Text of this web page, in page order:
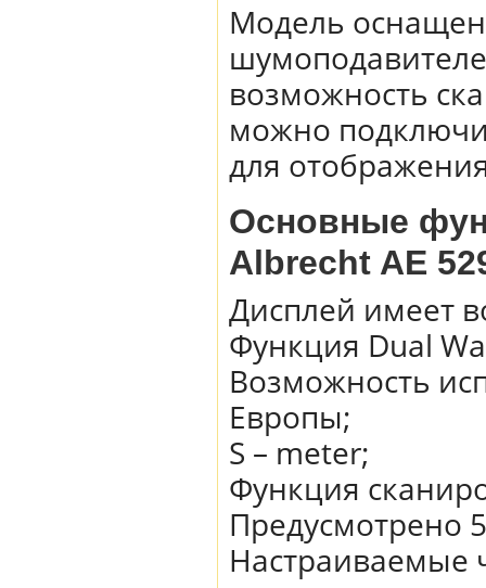
Модель
возможность
можно
для
Основные
Albrecht AE
Дисплей имеет
Функция Dual
Возможность
Европы;
S – meter;
Функция
Предусмотрено
Настраиваемые